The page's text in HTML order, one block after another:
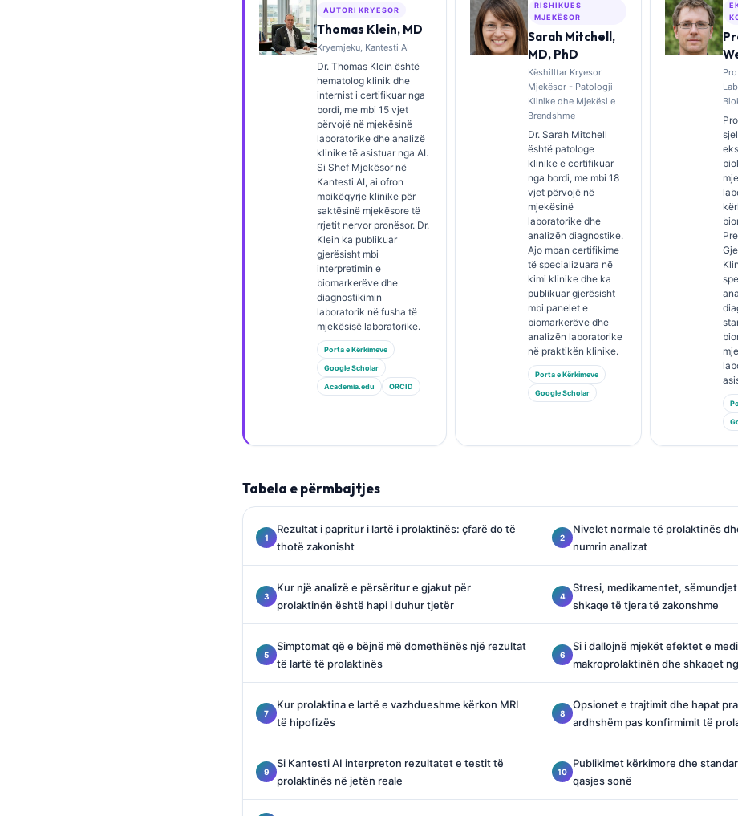
AUTORI KRYESOR
Thomas Klein, MD
Kryemjeku, Kantesti AI
Dr. Thomas Klein është
hematolog klinik dhe
internist i certifikuar nga
bordi, me mbi 15 vjet
përvojë në mjekësinë
laboratorike dhe analizë
klinike të asistuar nga AI.
Si Shef Mjekësor në
Kantesti AI, ai ofron
mbikëqyrje klinike për
saktësinë mjekësore të
rrjetit nervor pronësor. Dr.
Klein ka publikuar
gjerësisht mbi
interpretimin e
biomarkerëve dhe
diagnostikimin
laboratorik në fusha të
mjekësisë laboratorike.
Porta e Kërkimeve
Google Scholar
Academia.edu ORCID
RISHIKUES
MJEKËSOR
Sarah Mitchell,
MD, PhD
Këshilltar Kryesor
Mjekësor - Patologji
Klinike dhe Mjekësi e
Brendshme
Dr. Sarah Mitchell
është patologe
klinike e certifikuar
nga bordi, me mbi 18
vjet përvojë në
mjekësinë
laboratorike dhe
analizën diagnostike.
Ajo mban certifikime
të specializuara në
kimi klinike dhe ka
publikuar gjerësisht
mbi panelet e
biomarkerëve dhe
analizën laboratorike
në praktikën klinike.
Porta e Kërkimeve
Google Scholar
Tabela e përmbajtjes
Rezultat i papritur i lartë i prolaktinës: çfarë do të
thotë zakonisht
Nivelet normale të prolaktinës
numrin analizat
Kur një analizë e përsëritur e gjakut për
prolaktinën është hapi i duhur tjetër
Stresi, medikamentet,
shkaqe të tjera të zakonshme
Simptomat që e bëjnë më domethënës një rezultat
të lartë të prolaktinës
Si i dallojnë mjekët efektet e
makroprolaktinën dhe shkaqet
Kur prolaktina e lartë e vazhdueshme kërkon MRI
të hipofizës
Opsionet e trajtimit dhe hapat
ardhshëm pas konfirmimit të
Si Kantesti AI interpreton rezultatet e testit të
prolaktinës në jetën reale
Publikimet kërkimore dhe
qasjes sonë